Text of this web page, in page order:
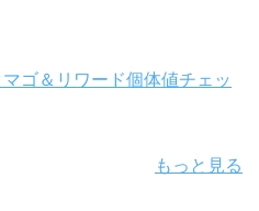
ゴ＆リワード個体値チェッ
もっと見る